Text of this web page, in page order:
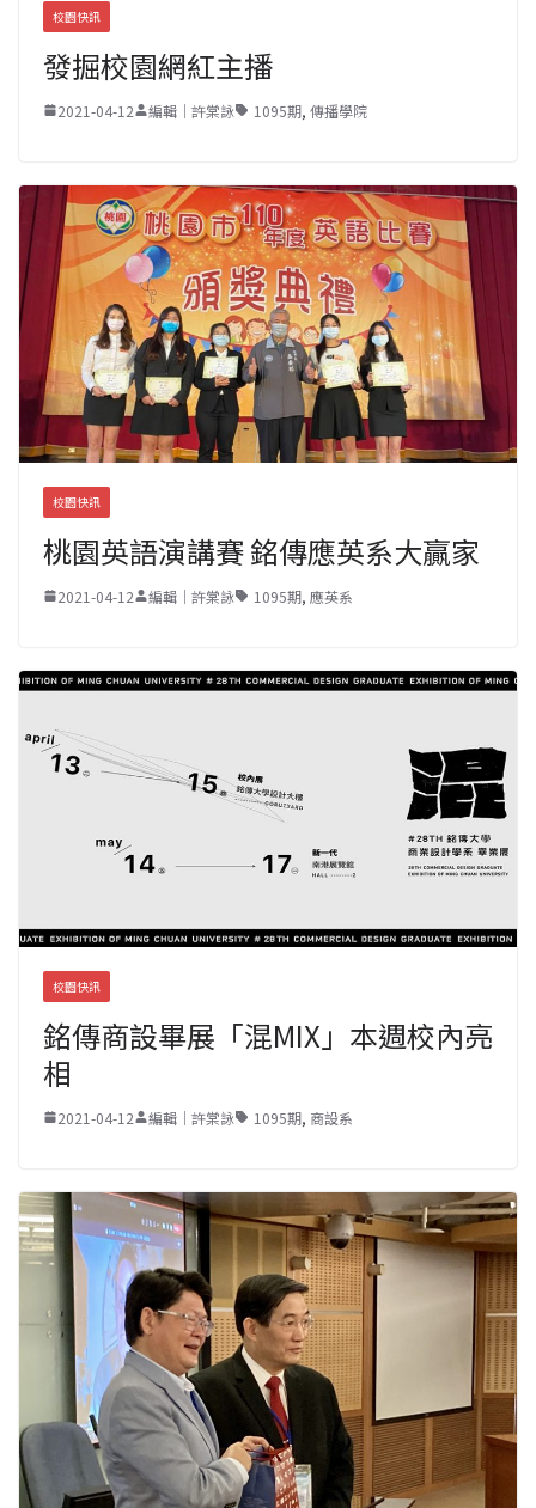
校園快訊
發掘校園網紅主播
2021-04-12 編輯｜許棠詠 1095期, 傳播學院
校園快訊
桃園英語演講賽 銘傳應英系大贏家
2021-04-12 編輯｜許棠詠 1095期, 應英系
校園快訊
銘傳商設畢展「混MIX」本週校內亮
相
2021-04-12 編輯｜許棠詠 1095期, 商設系